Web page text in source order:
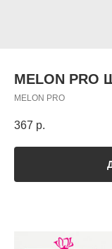
MELON PRO
MELON PRO
367 р.